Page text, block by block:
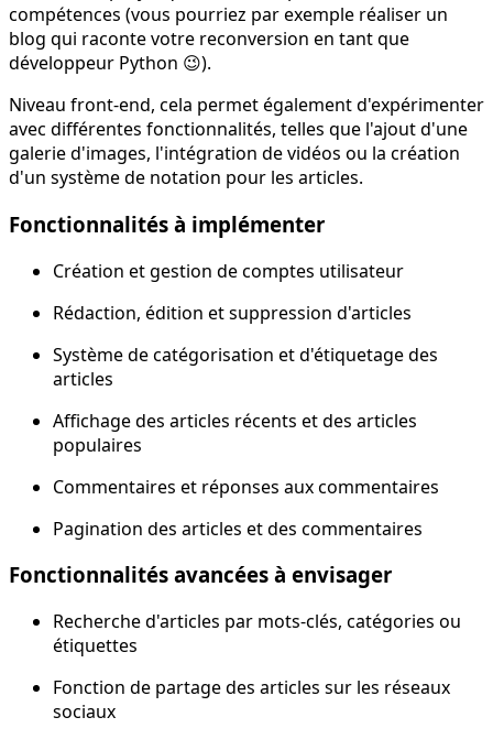
compétences (vous pourriez par exemple réaliser un
blog qui raconte votre reconversion en tant que
développeur Python 😉).
Niveau front-end, cela permet également d'expérimenter
avec différentes fonctionnalités, telles que l'ajout d'une
galerie d'images, l'intégration de vidéos ou la création
d'un système de notation pour les articles.
Fonctionnalités à implémenter
Création et gestion de comptes utilisateur
Rédaction, édition et suppression d'articles
Système de catégorisation et d'étiquetage des
articles
Affichage des articles récents et des articles
populaires
Commentaires et réponses aux commentaires
Pagination des articles et des commentaires
Fonctionnalités avancées à envisager
Recherche d'articles par mots-clés, catégories ou
étiquettes
Fonction de partage des articles sur les réseaux
sociaux